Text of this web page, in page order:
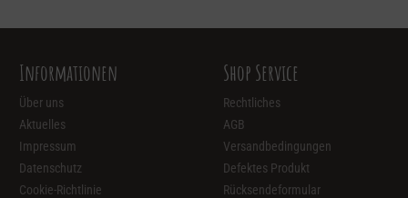
Informationen
Über uns
Aktuelles
Impressum
Datenschutz
Cookie-Richtlinie
Shop Service
Rechtliches
AGB
Versandbedingungen
Defektes Produkt
Rücksendeformular